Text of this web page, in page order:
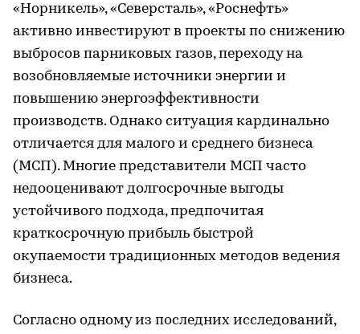
«Норникель», «Северсталь», «Роснефть»
активно инвестируют в проекты по снижению
выбросов парниковых газов, переходу на
возобновляемые источники энергии и
повышению энергоэффективности
производств. Однако ситуация кардинально
отличается для малого и среднего бизнеса
(МСП). Многие представители МСП часто
недооценивают долгосрочные выгоды
устойчивого подхода, предпочитая
краткосрочную прибыль быстрой
окупаемости традиционных методов ведения
бизнеса.
Согласно одному из последних исследований,